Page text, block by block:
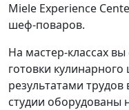
Miele Experience
шеф-поваров.
На мастер-классах
готовки
результатами
студии